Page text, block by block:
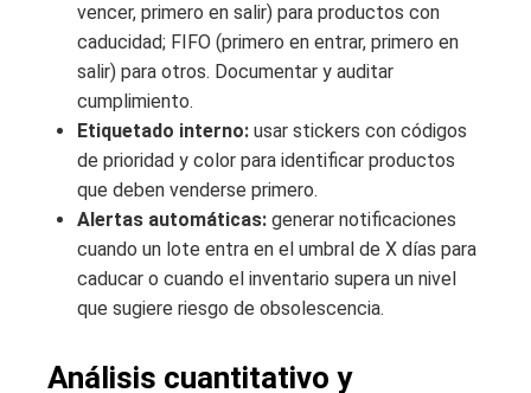
vencer, primero en salir) para productos con
caducidad; FIFO (primero en entrar, primero en
salir) para otros. Documentar y auditar
cumplimiento.
Etiquetado interno: usar stickers con códigos
de prioridad y color para identificar productos
que deben venderse primero.
Alertas automáticas: generar notificaciones
cuando un lote entra en el umbral de X días para
caducar o cuando el inventario supera un nivel
que sugiere riesgo de obsolescencia.
Análisis cuantitativo y